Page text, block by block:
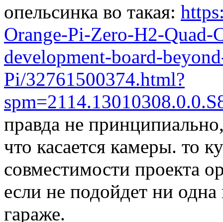
опельсинка во такая:
Orange-Pi-Zero-H2-Quad-
development-board-
Pi/32761500374.html?
правда не
что касается камеры. то
совместимости проекта
если не подойдет ни
гараже.